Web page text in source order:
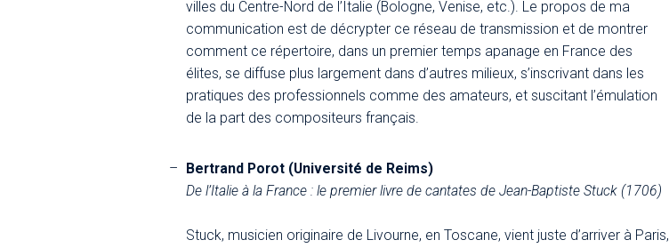
villes du Centre-Nord de l’Italie (Bologne, Venise, etc.). Le propos de ma
communication est de décrypter ce réseau de transmission et de montrer
comment ce répertoire, dans un premier temps apanage en France des
élites, se diffuse plus largement dans d’autres milieux, s’inscrivant dans les
pratiques des professionnels comme des amateurs, et suscitant l’émulation
de la part des compositeurs français.
Bertrand Porot (Université de Reims)
De l’Italie à la France : le premier livre de cantates de Jean-Baptiste Stuck (1706)
Stuck, musicien originaire de Livourne, en Toscane, vient juste d’arriver à Paris,